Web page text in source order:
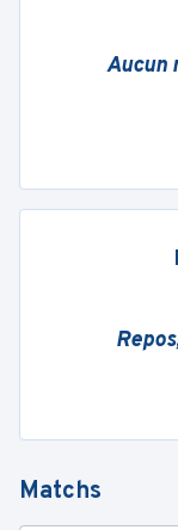
Aucun
Matchs